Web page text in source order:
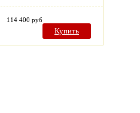
114 400 руб
Купить